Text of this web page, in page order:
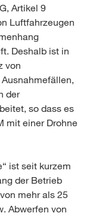
Artikel 9
Luftfahrzeugen
Deshalb ist in
von
der
so dass es
mit einer Drohne
ist seit kurzem
der Betrieb
mehr als 25
Abwerfen von